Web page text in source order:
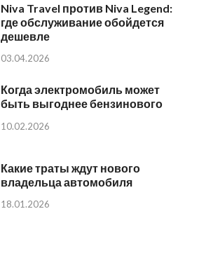
Niva Travel против Niva Legend:
где обслуживание обойдется
дешевле
03.04.2026
Когда электромобиль может
быть выгоднее бензинового
10.02.2026
Какие траты ждут нового
владельца автомобиля
18.01.2026